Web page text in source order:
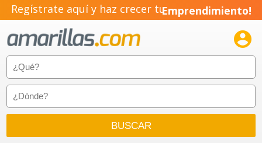
Regístrate aquí y haz crecer tuEmprendimiento!
